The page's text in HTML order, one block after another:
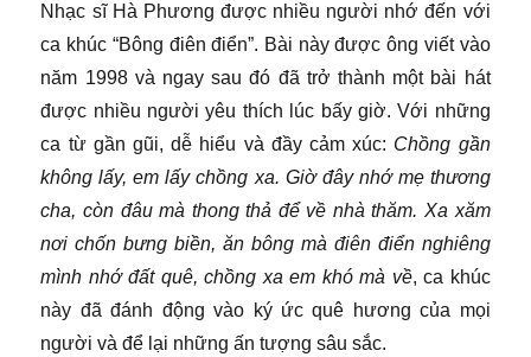
Nhạc sĩ Hà Phương được nhiều người nhớ đến với
ca khúc “Bông điên điển”. Bài này được ông viết vào
năm 1998 và ngay sau đó đã trở thành một bài hát
được nhiều người yêu thích lúc bấy giờ. Với những
ca từ gần gũi, dễ hiểu và đầy cảm xúc: Chồng gần
không lấy, em lấy chồng xa. Giờ đây nhớ mẹ thương
cha, còn đâu mà thong thả để về nhà thăm. Xa xăm
nơi chốn bưng biền, ăn bông mà điên điển nghiêng
mình nhớ đất quê, chồng xa em khó mà về, ca khúc
này đã đánh động vào ký ức quê hương của mọi
người và để lại những ấn tượng sâu sắc.